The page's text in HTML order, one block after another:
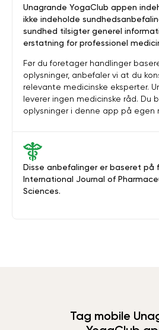
Disse anbefalinger er baseret på
International Journal of
Sciences.
Unagrande YogaClub appen
ikke indeholde
sundhed tilsigter generel
erstatning for professionel
Før du foretager handlinger
oplysninger, anbefaler vi at du
relevante medicinske eksperter.
leverer ingen medicinske råd. Du
oplysninger i denne app på egen
Tag mobile